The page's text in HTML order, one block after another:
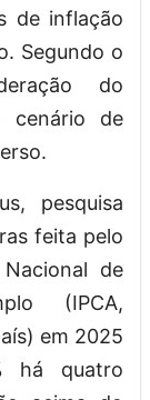
de inflação
Segundo o
do
cenário de
pesquisa
feita pelo
de
(IPCA,
em 2025
há quatro